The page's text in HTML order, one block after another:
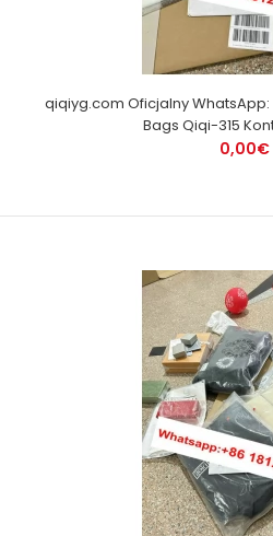
qiqiyg.com Oficjalny WhatsApp:
Bags Qiqi-315
0,00€